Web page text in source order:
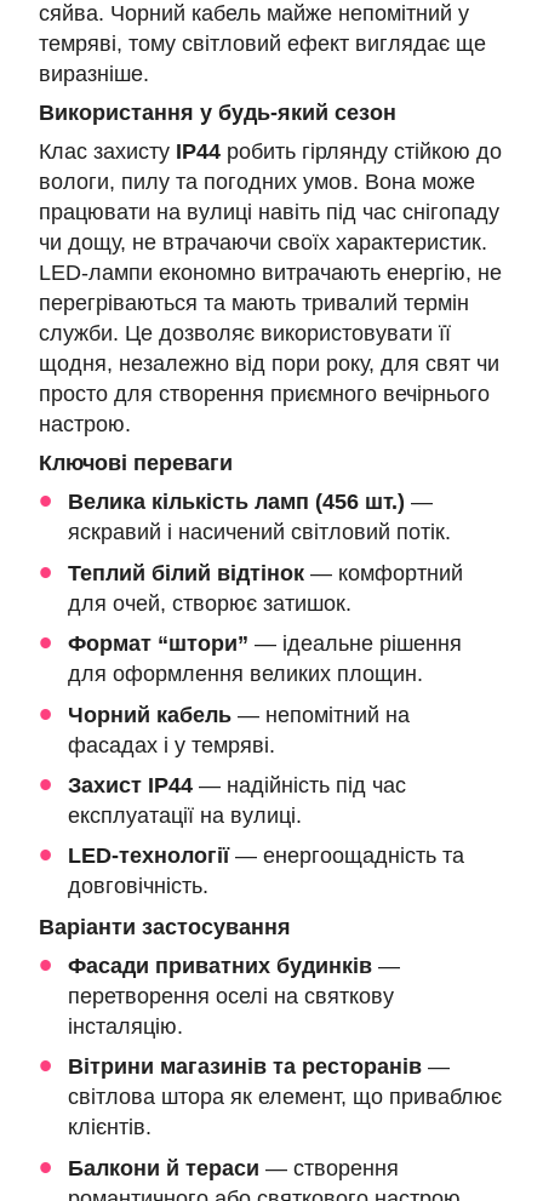
сяйва. Чорний кабель майже непомітний у
темряві, тому світловий ефект виглядає ще
виразніше.
Використання у будь-який сезон
Клас захисту IP44 робить гірлянду стійкою до
вологи, пилу та погодних умов. Вона може
працювати на вулиці навіть під час снігопаду
чи дощу, не втрачаючи своїх характеристик.
LED-лампи економно витрачають енергію, не
перегріваються та мають тривалий термін
служби. Це дозволяє використовувати її
щодня, незалежно від пори року, для свят чи
просто для створення приємного вечірнього
настрою.
Ключові переваги
Велика кількість ламп (456 шт.) —
яскравий і насичений світловий потік.
Теплий білий відтінок — комфортний
для очей, створює затишок.
Формат “штори” — ідеальне рішення
для оформлення великих площин.
Чорний кабель — непомітний на
фасадах і у темряві.
Захист IP44 — надійність під час
експлуатації на вулиці.
LED-технології— енергоощадність та
довговічність.
Варіанти застосування
Фасади приватних будинків —
перетворення оселі на святкову
інсталяцію.
Вітрини магазинів та ресторанів —
світлова штора як елемент, що приваблює
клієнтів.
Балкони й тераси — створення